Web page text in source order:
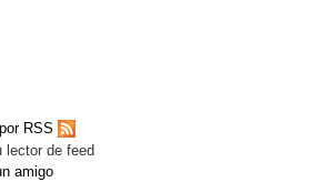
RSS
de feed
amigo